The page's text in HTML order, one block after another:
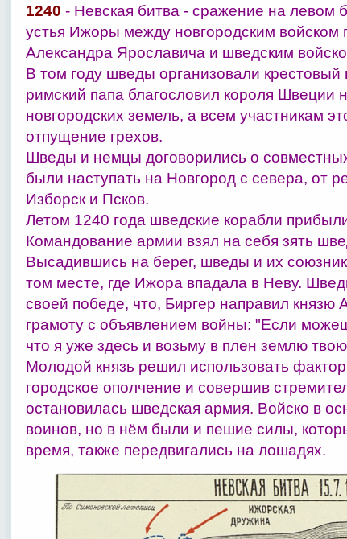
1240 - Невская битва - сражение на левом
устья Ижоры между новгородским войском
Александра Ярославича и шведским
В том году шведы организовали
римский папа благословил короля Швеции
новгородских земель, а всем участникам
отпущение грехов.
Шведы и немцы договорились о
были наступать на Новгород с севера, от
Изборск и Псков.
Летом 1240 года шведские корабли
Командование армии взял на себя зять
Высадившись на берег, шведы и их
том месте, где Ижора впадала в Неву.
своей победе, что, Биргер направил князю
грамоту с объявлением войны: "Если
что я уже здесь и возьму в плен землю
Молодой князь решил использовать
городское ополчение и совершив
остановилась шведская армия. Войско в
воинов, но в нём были и пешие силы,
время, также передвигались на лошадях.